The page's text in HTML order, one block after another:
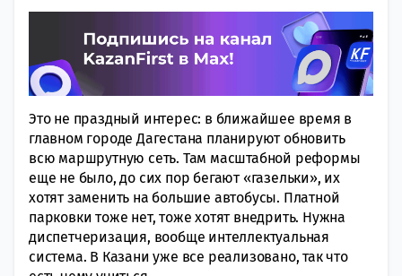
Это не праздный интерес: в ближайшее время в
главном городе Дагестана планируют обновить
всю маршрутную сеть. Там масштабной реформы
еще не было, до сих пор бегают «газельки», их
хотят заменить на большие автобусы. Платной
парковки тоже нет, тоже хотят внедрить. Нужна
диспетчеризация, вообще интеллектуальная
система. В Казани уже все реализовано, так что